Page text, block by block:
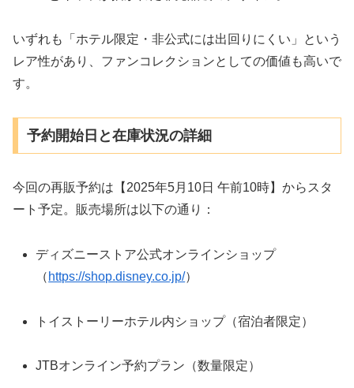
いずれも「ホテル限定・非公式には出回りにくい」という
レア性があり、ファンコレクションとしての価値も高いで
す。
予約開始日と在庫状況の詳細
今回の再販予約は【2025年5月10日 午前10時】からスタ
ート予定。販売場所は以下の通り：
ディズニーストア公式オンラインショップ
（ https://shop.disney.co.jp/）
トイストーリーホテル内ショップ（宿泊者限定）
JTBオンライン予約プラン（数量限定）